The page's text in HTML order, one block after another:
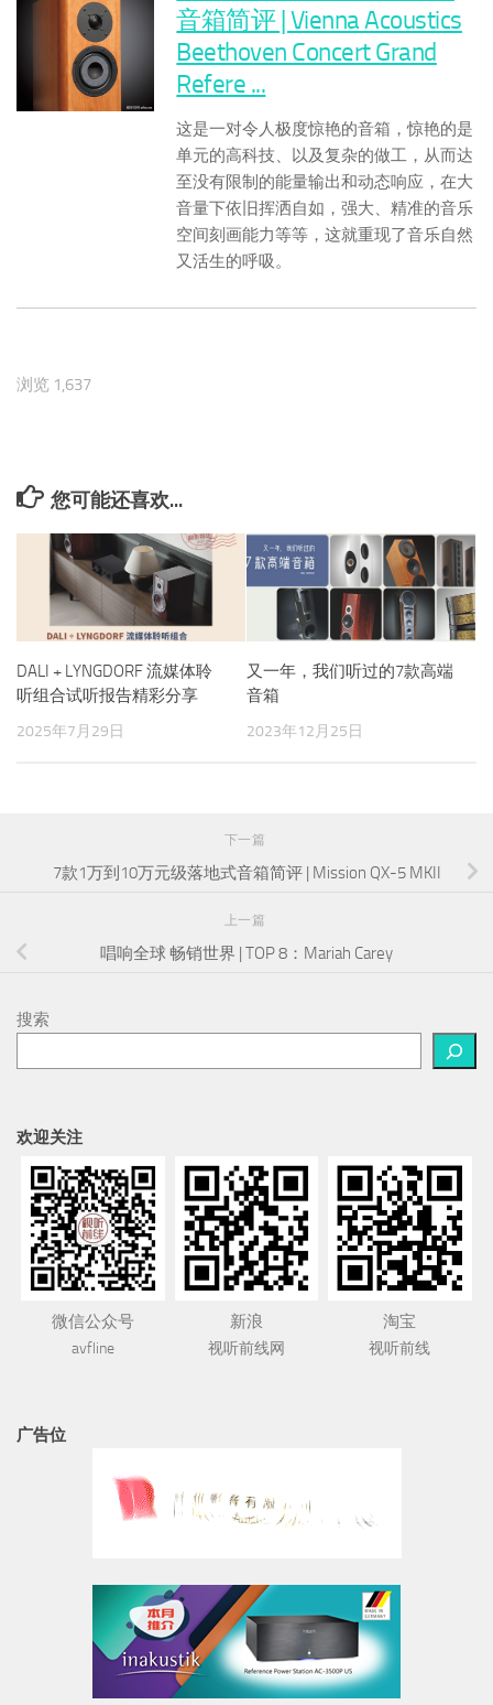
音箱简评 | Vienna Acoustics
Beethoven Concert Grand
Refere ...
这是一对令人极度惊艳的音箱，惊艳的是
单元的高科技、以及复杂的做工，从而达
至没有限制的能量输出和动态响应，在大
音量下依旧挥洒自如，强大、精准的音乐
空间刻画能力等等，这就重现了音乐自然
又活生的呼吸。
浏览 1,637
您可能还喜欢...
DALI + LYNGDORF 流媒体聆
听组合试听报告精彩分享
2025年7月29日
又一年，我们听过的7款高端
音箱
2023年12月25日
下一篇
7款1万到10万元级落地式音箱简评 | Mission QX-5 MKII
上一篇
唱响全球 畅销世界 | TOP 8：Mariah Carey
搜索
欢迎关注
微信公众号
avfline
新浪
视听前线网
淘宝
视听前线
广告位